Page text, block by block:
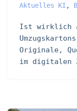
Aktuelles KI ,
Ist wirklich
Originale,
im digitalen